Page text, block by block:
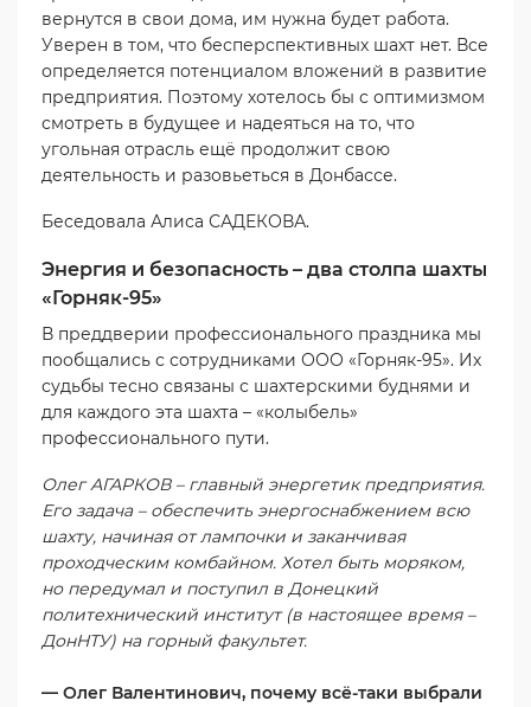
вернутся в свои дома, им нужна будет работа.
Уверен в том, что бесперспективных шахт нет. Все
определяется потенциалом вложений в развитие
предприятия. Поэтому хотелось бы с оптимизмом
смотреть в будущее и надеяться на то, что
угольная отрасль ещё продолжит свою
деятельность и разовьеться в Донбассе.
Беседовала Алиса САДЕКОВА.
Энергия и безопасность – два столпа шахты
«Горняк-95»
В преддверии профессионального праздника мы
пообщались с сотрудниками ООО «Горняк-95». Их
судьбы тесно связаны с шахтерскими буднями и
для каждого эта шахта – «колыбель»
профессионального пути.
Олег АГАРКОВ – главный энергетик предприятия.
Его задача – обеспечить энергоснабжением всю
шахту, начиная от лампочки и заканчивая
проходческим комбайном. Хотел быть моряком,
но передумал и поступил в Донецкий
политехнический институт (в настоящее время –
ДонНТУ) на горный факультет.
— Олег Валентинович, почему всё-таки выбрали